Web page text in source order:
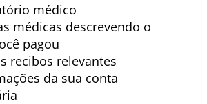
médico
médicas descrevendo o
pagou
recibos relevantes
da sua conta